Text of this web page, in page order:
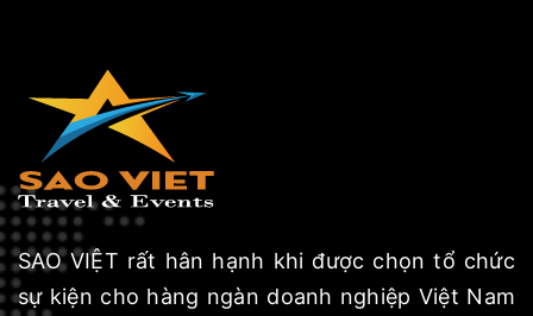
SAO VIỆT rất hân hạnh khi được chọn tổ chức
sự kiện cho hàng ngàn doanh nghiệp Việt Nam